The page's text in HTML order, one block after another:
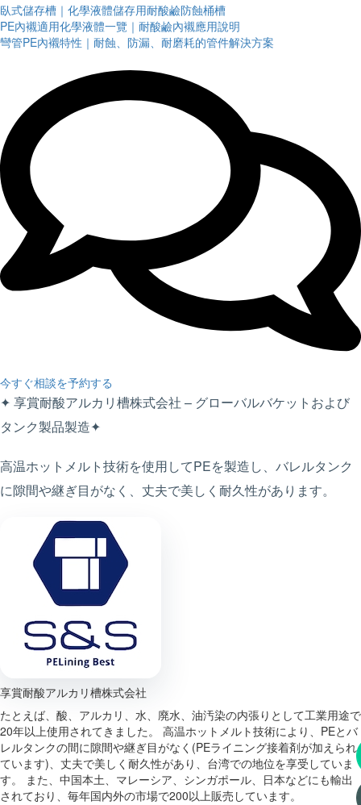
臥式儲存槽｜化學液體儲存用耐酸鹼防蝕桶槽
PE內襯適用化學液體一覽｜耐酸鹼內襯應用說明
彎管PE內襯特性｜耐蝕、防漏、耐磨耗的管件解決方案
今すぐ相談を予約する
✦ 享賞耐酸アルカリ槽株式会社 – グローバルバケットおよび
タンク製品製造✦
高温ホットメルト技術を使用してPEを製造し、バレルタンク
に隙間や継ぎ目がなく、丈夫で美しく耐久性があります。
享賞耐酸アルカリ槽株式会社
たとえば、酸、アルカリ、水、廃水、油汚染の内張りとして工業用途で
20年以上使用されてきました。 高温ホットメルト技術により、PEとバ
レルタンクの間に隙間や継ぎ目がなく(PEライニング接着剤が加えられ
ています)、丈夫で美しく耐久性があり、台湾での地位を享受していま
す。 また、中国本土、マレーシア、シンガポール、日本などにも輸出
されており、毎年国内外の市場で200以上販売しています。